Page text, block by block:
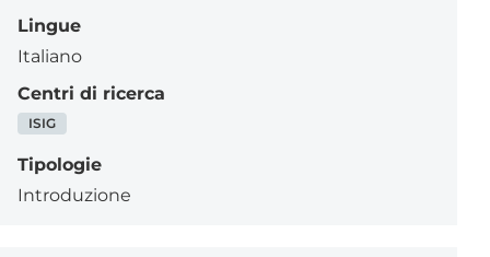
Lingue
Italiano
Centri di ricerca
ISIG
Tipologie
Introduzione